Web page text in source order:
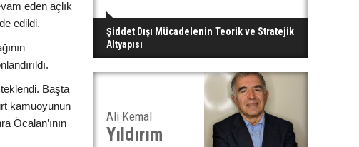
eden açlık
edildi.
Başta
kamuoyunun
Öcalan’ının
Şiddet Dışı Mücadelenin Teorik ve Stratejik
Altyapısı
Ali Kemal
Yıldırım